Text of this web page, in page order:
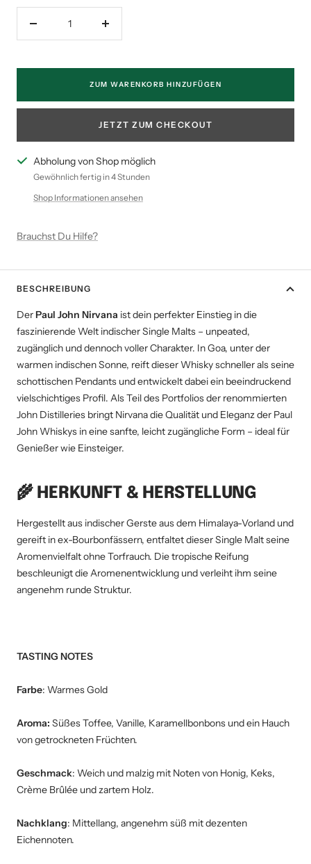
Menge
ZUM WARENKORB HINZUFÜGEN
JETZT ZUM CHECKOUT
Abholung von Shop möglich
Gewöhnlich fertig in 4 Stunden
Shop Informationen ansehen
Brauchst Du Hilfe?
BESCHREIBUNG
DerPaul John Nirvana ist dein perfekter Einstieg in die
faszinierende Welt indischer Single Malts – unpeated,
zugänglich und dennoch voller Charakter. In Goa, unter der
warmen indischen Sonne, reift dieser Whisky schneller als seine
schottischen Pendants und entwickelt dabei ein beeindruckend
vielschichtiges Profil. Als Teil des Portfolios der renommierten
John Distilleries bringt Nirvana die Qualität und Eleganz der Paul
John Whiskys in eine sanfte, leicht zugängliche Form – ideal für
Genießer wie Einsteiger.
🌾 HERKUNFT & HERSTELLUNG
Hergestellt aus indischer Gerste aus dem Himalaya-Vorland und
gereift in ex-Bourbonfässern, entfaltet dieser Single Malt seine
Aromenvielfalt ohne Torfrauch. Die tropische Reifung
beschleunigt die Aromenentwicklung und verleiht ihm seine
angenehm runde Struktur.
TASTING NOTES
Farbe: Warmes Gold
Aroma: Süßes Toffee, Vanille, Karamellbonbons und ein Hauch
von getrockneten Früchten.
Geschmack: Weich und malzig mit Noten von Honig, Keks,
Crème Brûlée und zartem Holz.
Nachklang: Mittellang, angenehm süß mit dezenten
Eichennoten.